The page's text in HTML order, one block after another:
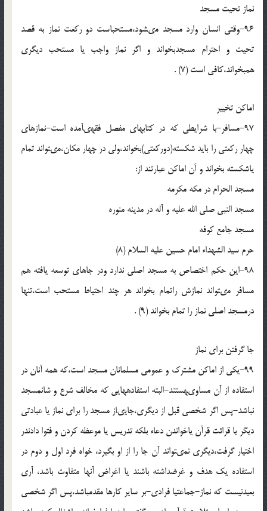
نماز تحیت مسجد
96-وقتى انسان وارد مسجد مى‏شود،مستحب‏است دو رکعت نماز به قصد
تحیت و احترام مسجدبخواند و اگر نماز واجب یا مستحب دیگرى
هم‏بخواند،کافى است (7) .
اماکن تخییر
97-مسافر-با شرایطى که در کتابهاى مفصل فقهى‏آمده است-نمازهاى
چهار رکعتى را باید شکسته(دورکعتى)بخواند،ولى در چهار مکان،مى‏تواند تمام
یاشکسته بخواند و آن اماکن عبارتند از:
مسجد الحرام در مکه مکرمه
مسجد النبى صلى الله علیه و آله در مدینه منوره
مسجد جامع کوفه
حرم سید الشهداء امام حسین علیه السلام (8)
98-این حکم اختصاص به مسجد اصلى ندارد ودر جاهاى توسعه یافته هم
مسافر مى‏تواند نمازش راتمام بخواند هر چند احتیاط مستحب است،تنها
درمسجد اصلى نماز را تمام بخواند (9) .
جا گرفتن براى نماز
99-یکى از اماکن مشترک و عمومى مسلمانان مسجد است،که همه آنان در
استفاده از آن مساوى‏هستند-البته استفاده‏هایى که مخالف شرع و شان‏مسجد
نباشد-پس اگر شخصى قبل از دیگرى،جایى‏از مسجد را براى نماز یا عبادتى
دیگر یا قرائت قرآن یاخواندن دعاء بلکه تدریس یا موعظه کردن و فتوا دادن‏در
اختیار گرفت،دیگرى نمى‏تواند آن جا را از او بگیرد، خواه فرد اول و دوم در
استفاده یک هدف و غرض‏داشته باشند یا اغراض آنها متفاوت باشد، آرى
بعیدنیست که نماز-جماعت‏یا فرادى-بر سایر کارها مقدم‏باشد،پس اگر شخصى